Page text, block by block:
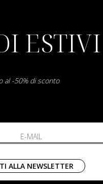
Contatti
Spedizione
ESTIVI
al -50% di sconto
ALLA NEWSLETTER